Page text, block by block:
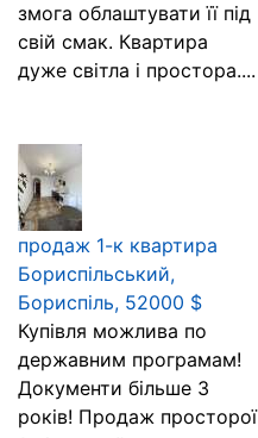
змога облаштувати її під
свій смак. Квартира
дуже світла і простора....
продаж 1-к квартира
Бориспільський,
Бориспіль, 52000 $
Купівля можлива по
державним програмам!
Документи більше 3
років! Продаж просторої